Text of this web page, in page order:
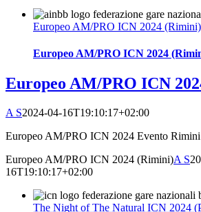
Europeo AM/PRO ICN 2024 (Rimini)
Europeo AM/PRO ICN 2024
Europeo AM/PRO ICN
A S2024-04-16T19:10:17+02:00
Europeo AM/PRO ICN 2024 Evento
Europeo AM/PRO ICN 2024 (Rimini)A S
16T19:10:17+02:00
The Night of The Natural ICN 2024